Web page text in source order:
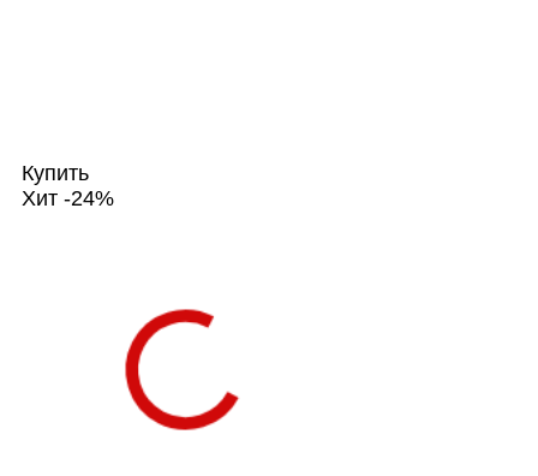
Купить
Хит -24%